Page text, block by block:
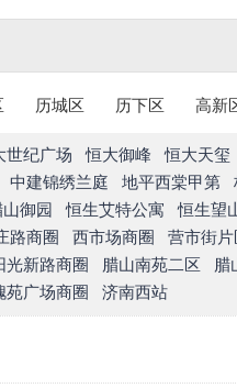
历城区 历下区 高新
世纪广场 恒大御峰 恒大天玺
中建锦绣兰庭 地平西棠甲第
山御园 恒生艾特公寓 恒生望
路商圈 西市场商圈 营市街片
光新路商圈 腊山南苑二区 腊
苑广场商圈 济南西站